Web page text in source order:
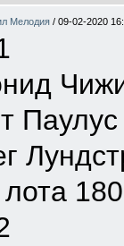
Мелодия / 09-02-2020